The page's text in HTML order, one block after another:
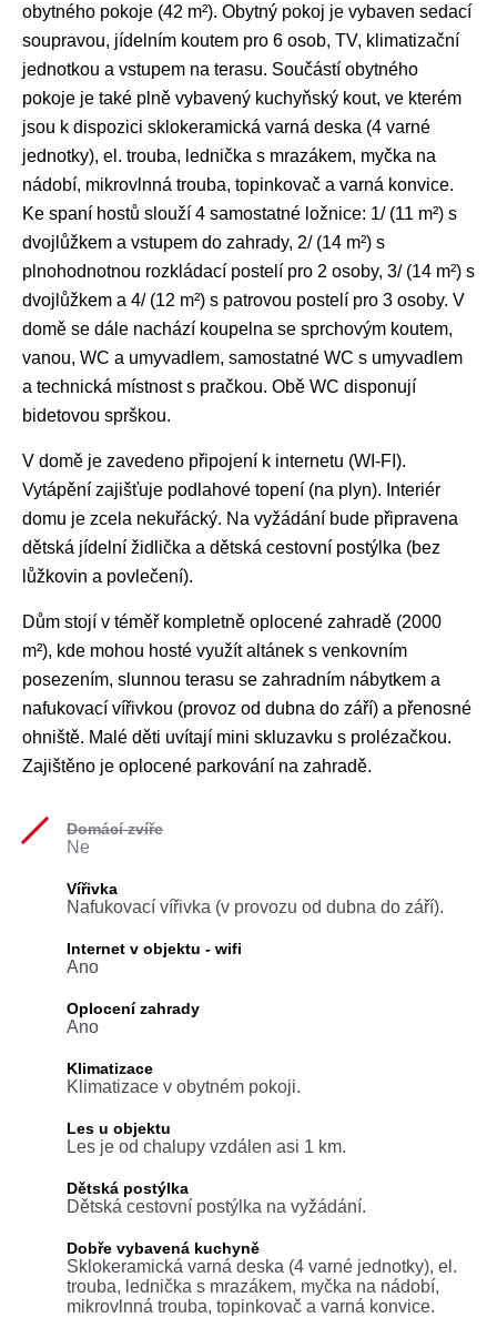
obytného pokoje (42 m²). Obytný pokoj je vybaven sedací
soupravou, jídelním koutem pro 6 osob, TV, klimatizační
jednotkou a vstupem na terasu. Součástí obytného
pokoje je také plně vybavený kuchyňský kout, ve kterém
jsou k dispozici sklokeramická varná deska (4 varné
jednotky), el. trouba, lednička s mrazákem, myčka na
nádobí, mikrovlnná trouba, topinkovač a varná konvice.
Ke spaní hostů slouží 4 samostatné ložnice: 1/ (11 m²) s
dvojlůžkem a vstupem do zahrady, 2/ (14 m²) s
plnohodnotnou rozkládací postelí pro 2 osoby, 3/ (14 m²) s
dvojlůžkem a 4/ (12 m²) s patrovou postelí pro 3 osoby. V
domě se dále nachází koupelna se sprchovým koutem,
vanou, WC a umyvadlem, samostatné WC s umyvadlem
a technická místnost s pračkou. Obě WC disponují
bidetovou sprškou.
V domě je zavedeno připojení k internetu (WI-FI).
Vytápění zajišťuje podlahové topení (na plyn). Interiér
domu je zcela nekuřácký. Na vyžádání bude připravena
dětská jídelní židlička a dětská cestovní postýlka (bez
lůžkovin a povlečení).
Dům stojí v téměř kompletně oplocené zahradě (2000
m²), kde mohou hosté využít altánek s venkovním
posezením, slunnou terasu se zahradním nábytkem a
nafukovací vířivkou (provoz od dubna do září) a přenosné
ohniště. Malé děti uvítají mini skluzavku s prolézačkou.
Zajištěno je oplocené parkování na zahradě.
Domácí zvíře
Ne
Vířivka
Nafukovací vířivka (v provozu od dubna do září).
Internet v objektu - wifi
Ano
Oplocení zahrady
Ano
Klimatizace
Klimatizace v obytném pokoji.
Les u objektu
Les je od chalupy vzdálen asi 1 km.
Dětská postýlka
Dětská cestovní postýlka na vyžádání.
Dobře vybavená kuchyně
Sklokeramická varná deska (4 varné jednotky), el.
trouba, lednička s mrazákem, myčka na nádobí,
mikrovlnná trouba, topinkovač a varná konvice.